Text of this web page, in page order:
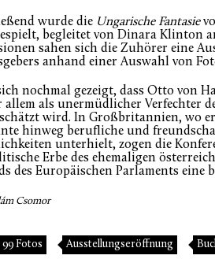
wurde die Ungarische Fantasie
begleitet von Dinara Klinton
sahen sich die Zuhörer eine
anhand einer Auswahl von
nochmal gezeigt, dass Otto von
allem als unermüdlicher Verfechter
wird. In Großbritannien, wo
hinweg berufliche und
unterhielt, zogen die
Erbe des ehemaligen
des Europäischen Parlaments eine
Csomor
99 Fotos Ausstellungseröffnung